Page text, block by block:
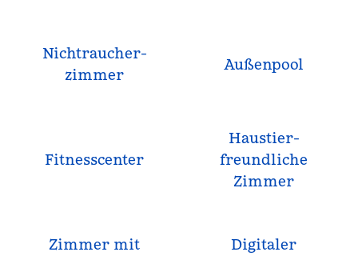
Nichtraucher­
zimmer
Außenpool
Fitnesscenter
Haustier­
freundliche
Zimmer
Zimmer mit
Digitaler